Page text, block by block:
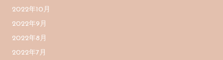
2022年10月
2022年9月
2022年8月
2022年7月